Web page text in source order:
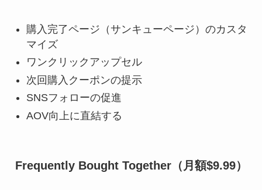
購入完了ページ（サンキューページ）のカスタ
マイズ
ワンクリックアップセル
次回購入クーポンの提示
SNSフォローの促進
AOV向上に直結する
Frequently Bought Together（月額$9.99）